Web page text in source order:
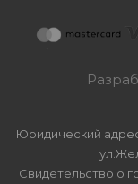
Юридический
Свидетельство о